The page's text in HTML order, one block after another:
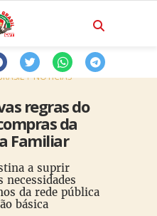
NOTÍCIAS
regras do
da
Familiar
a suprir
necessidades
da rede pública
básica